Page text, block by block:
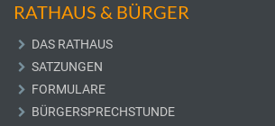
RATHAUS & BÜRGER
DAS RATHAUS
SATZUNGEN
FORMULARE
BÜRGERSPRECHSTUNDE